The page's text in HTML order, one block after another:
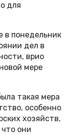
для
в понедельник
дел в
врио
мере
такая мера
особенно
хозяйств,
они